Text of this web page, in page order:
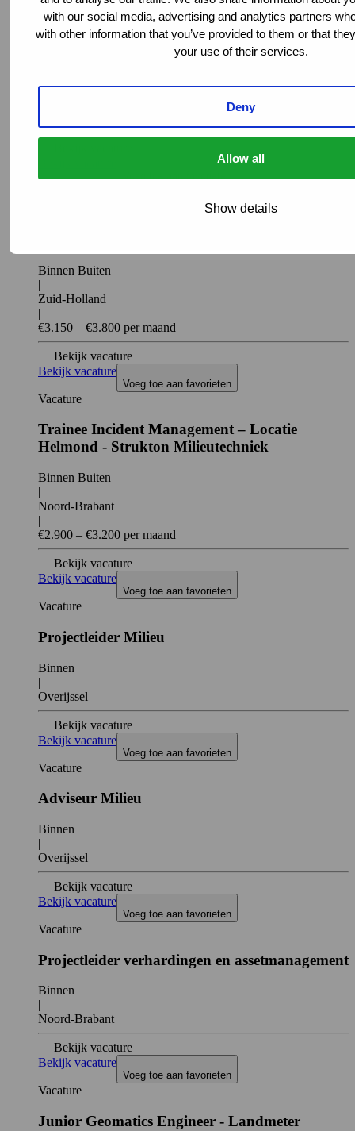
with our social media, advertising and analytics partners
with other information that you’ve provided to them or that
your use of their services.
Deny
Allow all
Show details
(Aankomend) Uitvoerder Realisatie &
Onderhoud - Landelijk - Strukton
Buiten
Binnen Buiten
|
Zuid-Holland
|
€3.150 – €3.800 per maand
Bekijk vacature
Bekijk vacature
Voeg toe aan favorieten
Vacature
Trainee Incident Management – Locatie
Helmond - Strukton Milieutechniek
Binnen Buiten
|
Noord-Brabant
|
€2.900 – €3.200 per maand
Bekijk vacature
Bekijk vacature
Voeg toe aan favorieten
Vacature
Projectleider Milieu
Binnen
|
Overijssel
Bekijk vacature
Bekijk vacature
Voeg toe aan favorieten
Vacature
Adviseur Milieu
Binnen
|
Overijssel
Bekijk vacature
Bekijk vacature
Voeg toe aan favorieten
Vacature
Projectleider verhardingen en assetmanagement
Binnen
Noord-Brabant
Bekijk vacature
Bekijk vacature
Voeg toe aan favorieten
Vacature
Junior Geomatics Engineer - Landmeter